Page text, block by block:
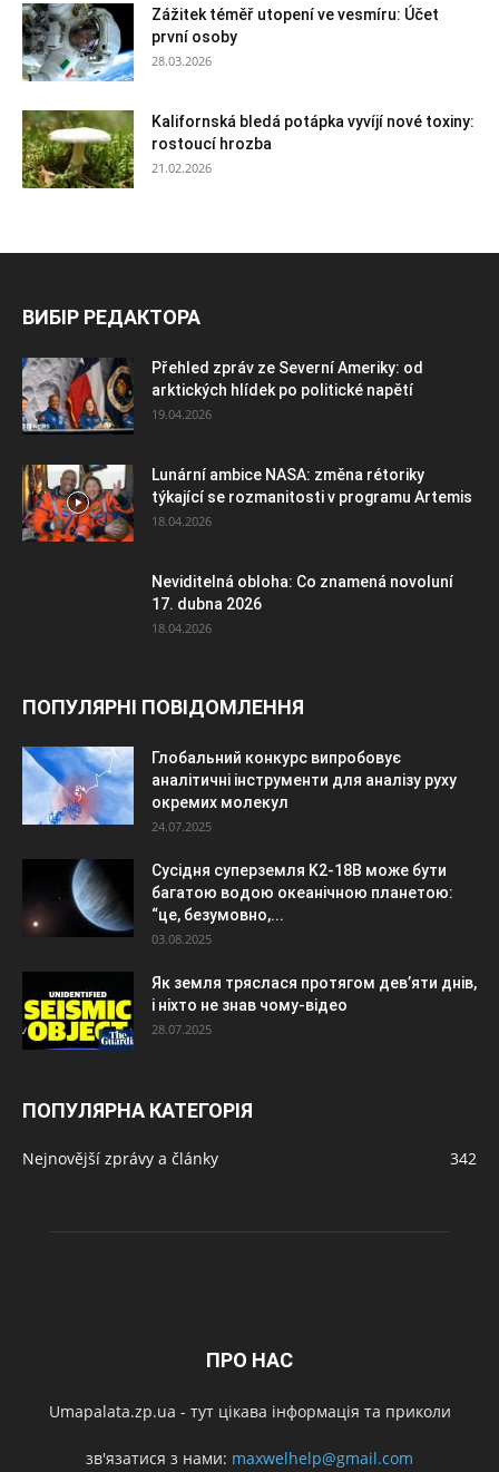
Zážitek téměř utopení ve vesmíru: Účet
první osoby
28.03.2026
Kalifornská bledá potápka vyvíjí nové toxiny:
rostoucí hrozba
21.02.2026
ВИБІР РЕДАКТОРА
Přehled zpráv ze Severní Ameriky: od
arktických hlídek po politické napětí
19.04.2026
Lunární ambice NASA: změna rétoriky
týkající se rozmanitosti v programu Artemis
18.04.2026
Neviditelná obloha: Co znamená novoluní
17. dubna 2026
18.04.2026
ПОПУЛЯРНІ ПОВІДОМЛЕННЯ
Глобальний конкурс випробовує
аналітичні інструменти для аналізу руху
окремих молекул
24.07.2025
Сусідня суперземля K2-18B може бути
багатою водою океанічною планетою:
“це, безумовно,...
03.08.2025
Як земля тряслася протягом дев’яти днів,
і ніхто не знав чому-відео
28.07.2025
ПОПУЛЯРНА КАТЕГОРІЯ
Nejnovější zprávy a články 342
ПРО НАС
Umapalata.zp.ua - тут цікава інформація та приколи
зв'язатися з нами: maxwelhelp@gmail.com